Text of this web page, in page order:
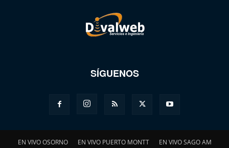
SÍGUENOS
EN VIVO OSORNO EN VIVO PUERTO MONTT EN VIVO SAGO AM